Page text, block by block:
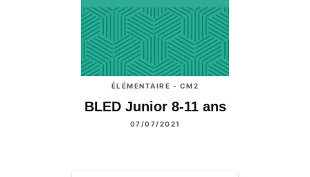
ÉLÉMENTAIRE - CM2
BLED Junior 8-11 ans
07/07/2021